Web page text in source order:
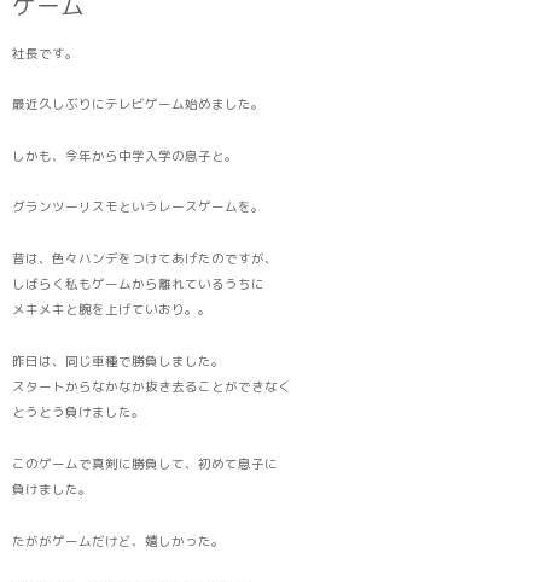
社長です。
最近久しぶりにテレビゲーム始めました。
しかも、今年から中学入学の息子と。
グランツーリスモというレースゲームを。
昔は、色々ハンデをつけてあげたのですが、
しばらく私もゲームから離れているうちに
メキメキと腕を上げていおり。。
昨日は、同じ車種で勝負しました。
スタートからなかなか抜き去ることができなく
とうとう負けました。
このゲームで真剣に勝負して、初めて息子に
負けました。
たががゲームだけど、嬉しかった。